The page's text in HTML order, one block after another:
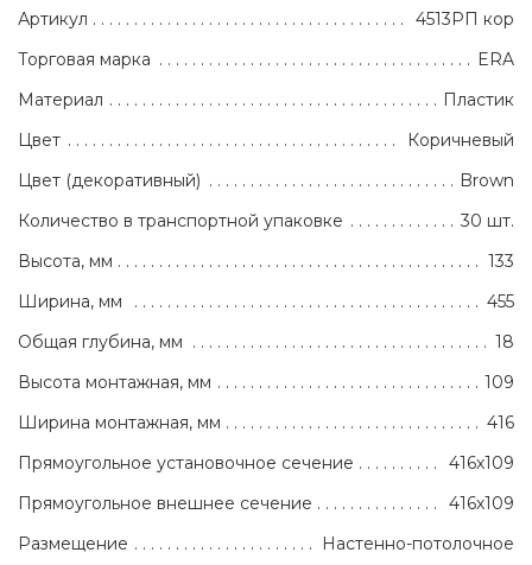
Артикул
4513РП кор
Торговая марка
ERA
Материал
Пластик
Цвет
Коричневый
Цвет (декоративный)
Brown
Количество в транспортной упаковке
30 шт.
Высота, мм
133
Ширина, мм
455
Общая глубина, мм
18
Высота монтажная, мм
109
Ширина монтажная, мм
416
Прямоугольное установочное сечение
416х109
Прямоугольное внешнее сечение
416х109
Размещение
Настенно-потолочное